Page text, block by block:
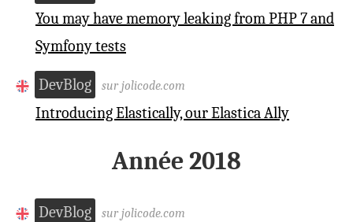
You may have memory leaking from PHP 7 and
Symfony tests
DevBlog sur jolicode.com
Introducing Elastically, our Elastica Ally
Année 2018
DevBlog sur jolicode.com